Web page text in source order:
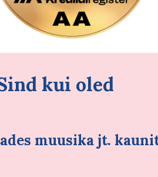
kui oled
muusika jt.